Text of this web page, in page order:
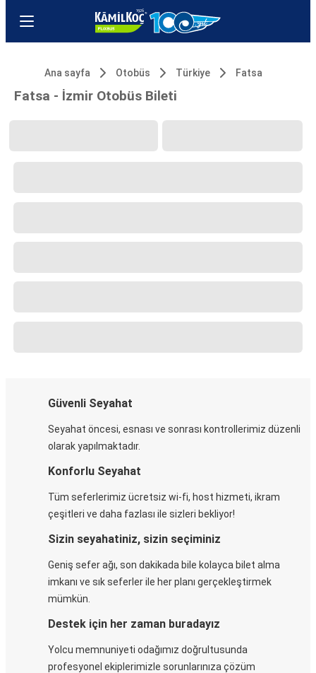
Ana sayfa Otobüs Türkiye Fatsa
Fatsa - İzmir Otobüs Bileti
Güvenli Seyahat
Seyahat öncesi, esnası ve sonrası kontrollerimiz düzenli
olarak yapılmaktadır.
Konforlu Seyahat
Tüm seferlerimiz ücretsiz wi-fi, host hizmeti, ikram
çeşitleri ve daha fazlası ile sizleri bekliyor!
Sizin seyahatiniz, sizin seçiminiz
Geniş sefer ağı, son dakikada bile kolayca bilet alma
imkanı ve sık seferler ile her planı gerçekleştirmek
mümkün.
Destek için her zaman buradayız
Yolcu memnuniyeti odağımız doğrultusunda
profesyonel ekiplerimizle sorunlarınıza çözüm